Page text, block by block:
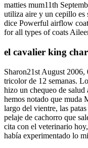
matties mum11th
utiliza aire y un cepillo es
dice Powerful airflow
for all types of coats
el cavalier king
Sharon21st August
tricolor de 12 semanas.
hizo un chequeo de salud
hemos notado que muda
largo del vientre, las
pelaje de cachorro que
cita con el veterinario
había experimentado lo